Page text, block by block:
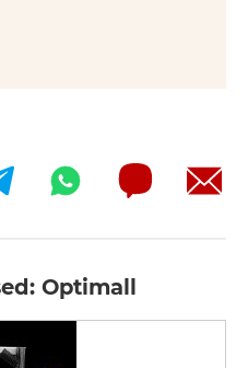
Optimall